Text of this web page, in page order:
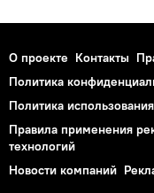
О проекте Контакты
Политика
Политика
Правила применения
технологий
Новости компаний